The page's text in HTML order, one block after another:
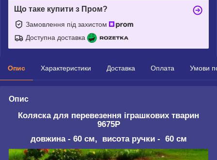
Що таке купити з Пром?
Замовлення під захистом
Доступна доставка
Опис Характеристики Доставка Оплата Умови
Опис
Коляска для перевезення іграшкових тварин
9675P
довжина - 60 см, висота ручки - 60 см